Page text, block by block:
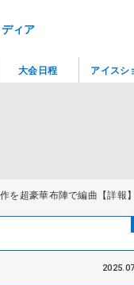
ィア
超豪華布陣で編曲【詳報】
大会日程 アイスシ